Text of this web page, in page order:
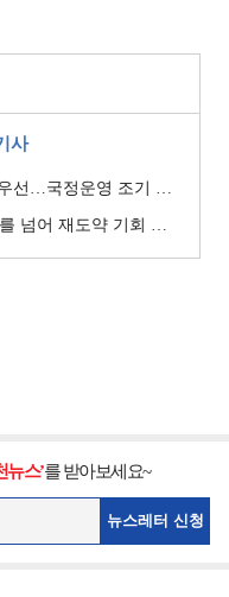
사
정운영 조기 정상화를
약 기회 잡자 [신년 칼럼]
뉴스’를 받아보세요~
뉴스레터 신청